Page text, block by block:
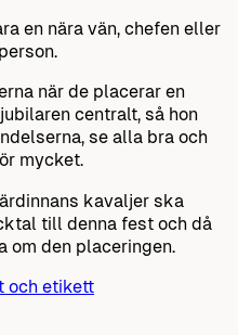
en nära vän, chefen eller
när de placerar en
centralt, så hon
se alla bra och
mycket.
kavaljer ska
till denna fest och då
om den placeringen.
och etikett